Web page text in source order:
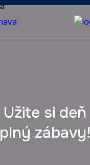
Užite si deň
plný zábavy!